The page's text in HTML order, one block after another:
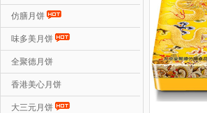
仿膳月饼
味多美月饼
全聚德月饼
香港美心月饼
大三元月饼